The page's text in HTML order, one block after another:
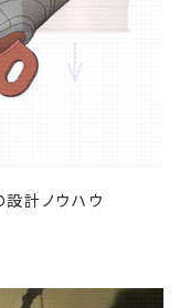
計ノウハウ